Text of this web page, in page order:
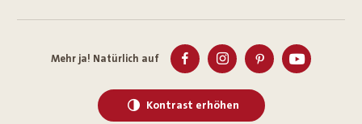
Mehr ja! Natürlich auf
Kontrast erhöhen